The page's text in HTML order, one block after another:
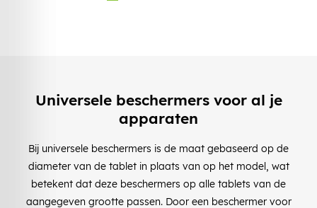
Universele beschermers voor al je
apparaten
Bij universele beschermers is de maat gebaseerd op de
diameter van de tablet in plaats van op het model, wat
betekent dat deze beschermers op alle tablets van de
aangegeven grootte passen. Door een beschermer voor